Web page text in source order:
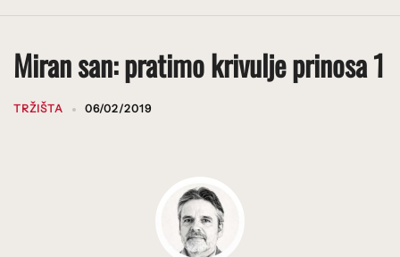
Miran san: pratimo krivulje prinosa 1
TRŽIŠTA 06/02/2019